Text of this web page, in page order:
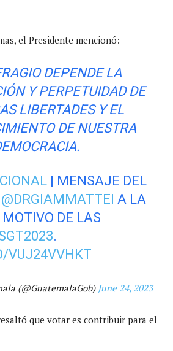
el Presidente mencionó:
DEPENDE LA
Y PERPETUIDAD DE
LIBERTADES Y EL
DE NUESTRA
| MENSAJE DEL
@DRGIAMMATTEI A LA
DE LAS
.
VUJ24VVHKT
(@GuatemalaGob) June 24, 2023
que votar es contribuir para el